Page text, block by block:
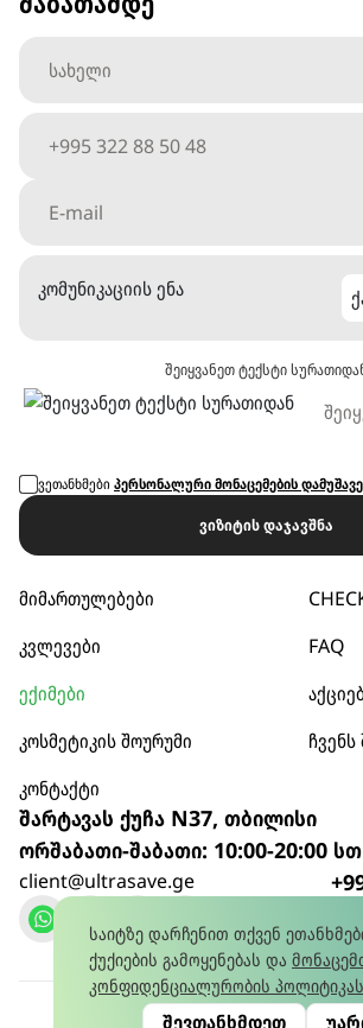
საიტზე დარჩენით თქვენ
ქუქიების გამოყენებას და
კონფიდენციალურობის პოლიტიკას
შევთანხმდეთ
კომუნიკაციის ენა
შეიყვანეთ ტექსტი
ვეთანხმებიპერსონალური მონაცემების
ვიზიტის დაჯავშნა
მიმართულებები
კვლევები
FAQ
ექიმები
კოსმეტიკის შოურუმი
ჩვენს
კონტაქტი
შარტავას ქუჩა N37, თბილისი
ორშაბათი-შაბათი: 10:00-20:00 სთ
client@ultrasave.ge
კონფიდენციალურობის